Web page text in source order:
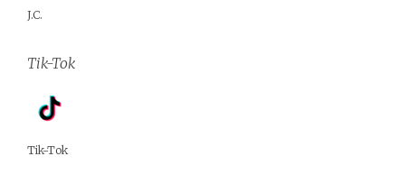
J.C.
Tik-Tok
Tik-Tok